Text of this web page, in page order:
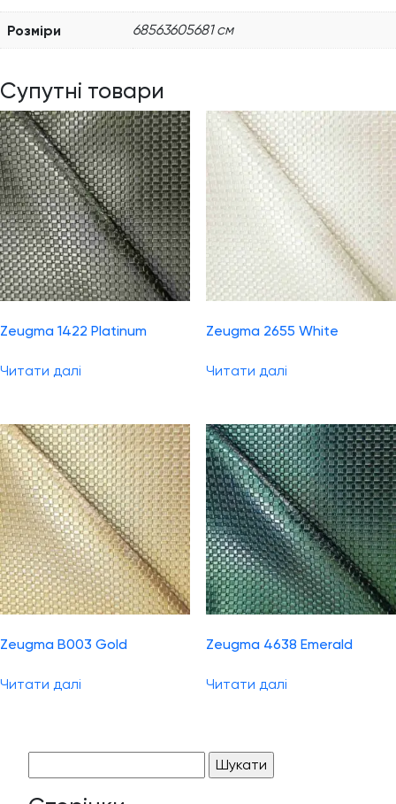
Розміри 68563605681 см
Супутні товари
Zeugma 1422 Platinum
Читати далі
Zeugma 2655 White
Читати далі
Zeugma B003 Gold
Читати далі
Zeugma 4638 Emerald
Читати далі